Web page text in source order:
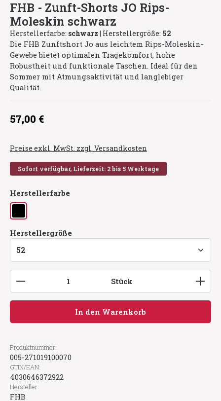
FHB - Zunft-Shorts JO Rips-
Moleskin schwarz
Herstellerfarbe: schwarz | Herstellergröße: 52
Die FHB Zunftshort Jo aus leichtem Rips-Moleskin-
Gewebe bietet optimalen Tragekomfort, hohe
Robustheit und funktionale Taschen. Ideal für den
Sommer mit Atmungsaktivität und langlebiger
Qualität.
Regulärer Preis:
57,00 €
Preise exkl. MwSt. zzgl. Versandkosten
Sofort verfügbar, Lieferzeit: 2 bis 5 Werktage
Herstellerfarbe
schwarz
Herstellergröße
Produkt Anzahl: Gib den gewünschten Wert
Stück
In den Warenkorb
Produktnummer:
005-271019100070
GTIN/EAN:
4030646372922
Hersteller:
FHB